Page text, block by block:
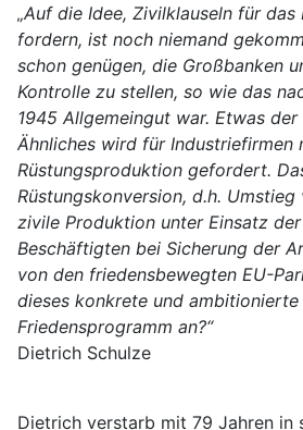
„Auf die Idee, Zivilklauseln für das
fordern, ist noch niemand
schon genügen, die Großbanken
Kontrolle zu stellen, so wie das
1945 Allgemeingut war. Etwas
Ähnliches wird für Industriefirmen
Rüstungsproduktion gefordert.
Rüstungskonversion, d.h.
zivile Produktion unter Einsatz
Beschäftigten bei Sicherung der
von den friedensbewegten EU-
dieses konkrete und ambitionierte
Friedensprogramm an?“
Dietrich Schulze
Dietrich verstarb mit 79 Jahren in